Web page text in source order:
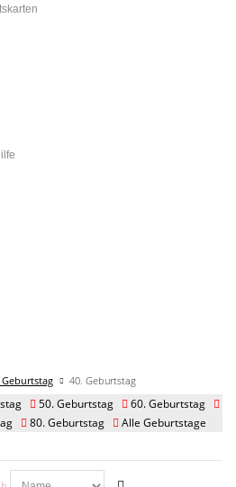
40. Geburtstag
50. Geburtstag
60. Geburtstag
80. Geburtstag Alle Geburtstage